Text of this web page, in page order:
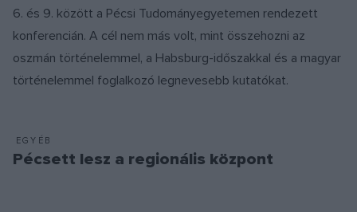
6. és 9. között a Pécsi Tudományegyetemen rendezett
konferencián. A cél nem más volt, mint összehozni az
oszmán történelemmel, a Habsburg-időszakkal és a magyar
történelemmel foglalkozó legnevesebb kutatókat.
EGYÉB
Pécsett lesz a regionális központ